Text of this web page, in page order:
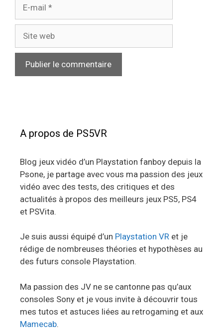
mail
web
A propos de PS5VR
Blog jeux vidéo d’un Playstation fanboy depuis la
Psone, je partage avec vous ma passion des jeux
vidéo avec des tests, des critiques et des
actualités à propos des meilleurs jeux PS5, PS4
et PSVita.
Je suis aussi équipé d’un Playstation VR et je
rédige de nombreuses théories et hypothèses au
des futurs console Playstation.
Ma passion des JV ne se cantonne pas qu’aux
consoles Sony et je vous invite à découvrir tous
mes tutos et astuces liées au retrogaming et aux
Mamecab.